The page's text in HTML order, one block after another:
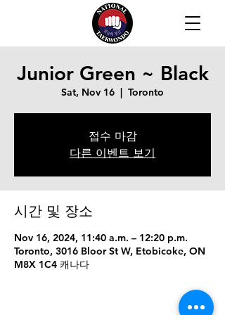
Junior Green ~ Black
Sat, Nov 16
  |
Toronto
접수 마감
다른 이벤트 보기
시간 및 장소
Nov 16, 2024, 11:40 a.m. – 12:20 p.m.
Toronto, 3016 Bloor St W, Etobicoke, ON
M8X 1C4 캐나다